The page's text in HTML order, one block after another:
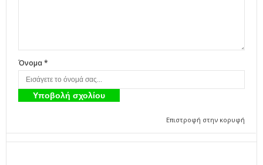
Όνομα *
Επιστροφή στην κορυφή